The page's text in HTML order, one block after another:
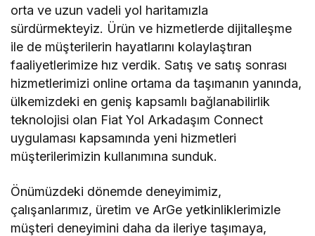
orta ve uzun vadeli yol haritamızla
sürdürmekteyiz. Ürün ve hizmetlerde dijitalleşme
ile de müşterilerin hayatlarını kolaylaştıran
faaliyetlerimize hız verdik. Satış ve satış sonrası
hizmetlerimizi online ortama da taşımanın yanında,
ülkemizdeki en geniş kapsamlı bağlanabilirlik
teknolojisi olan Fiat Yol Arkadaşım Connect
uygulaması kapsamında yeni hizmetleri
müşterilerimizin kullanımına sunduk.
Önümüzdeki dönemde deneyimimiz,
çalışanlarımız, üretim ve ArGe yetkinliklerimizle
müşteri deneyimini daha da ileriye taşımaya,